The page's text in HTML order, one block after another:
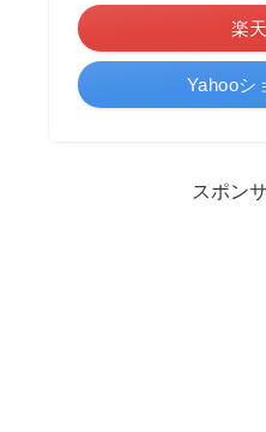
楽
Yahooシ
スポン